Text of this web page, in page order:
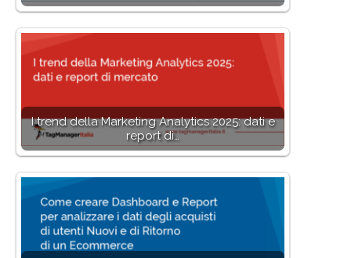
I trend della Marketing Analytics 2025: dati e
report di…